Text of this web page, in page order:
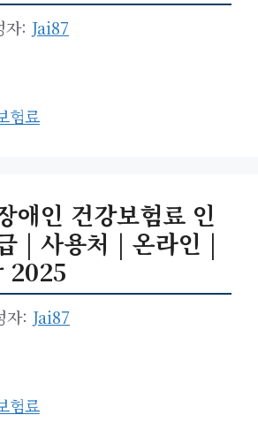
자: Jai87
험료
애인 건강보험료 인
| 사용처 | 온라인 |
2025
자: Jai87
험료